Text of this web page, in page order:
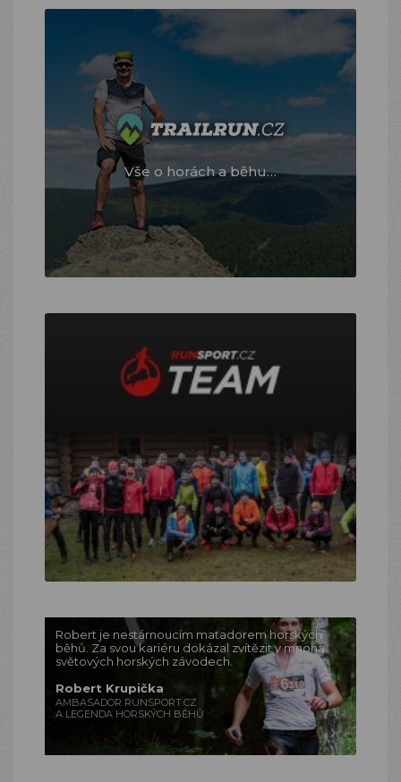
Vše o horách a běhu…
Robert je nestárnoucím matadorem horských
běhů. Za svou kariéru dokázal zvítězit v mnoha
světových horských závodech.
Robert Krupička
AMBASADOR RUNSPORT.CZ
A LEGENDA HORSKÝCH BĚHŮ